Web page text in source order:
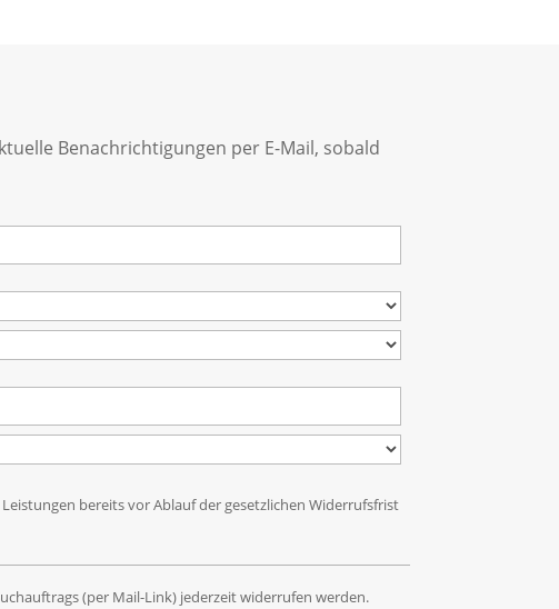
Benachrichtigungen per E-Mail, sobald
bereits vor Ablauf der gesetzlichen Widerrufsfrist
(per Mail-Link) jederzeit widerrufen werden.